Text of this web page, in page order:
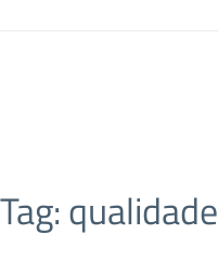
Tag:qualidade